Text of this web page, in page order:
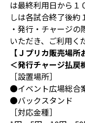
は最終利用日から１
しは各試合終了後約
・発行・チャージ
いただき、ご利用く
【Ｊプリカ販売場
＜発行チャージ払戻
［設置場所］
●イベント広場総合
●バックスタンド
［対応金種］